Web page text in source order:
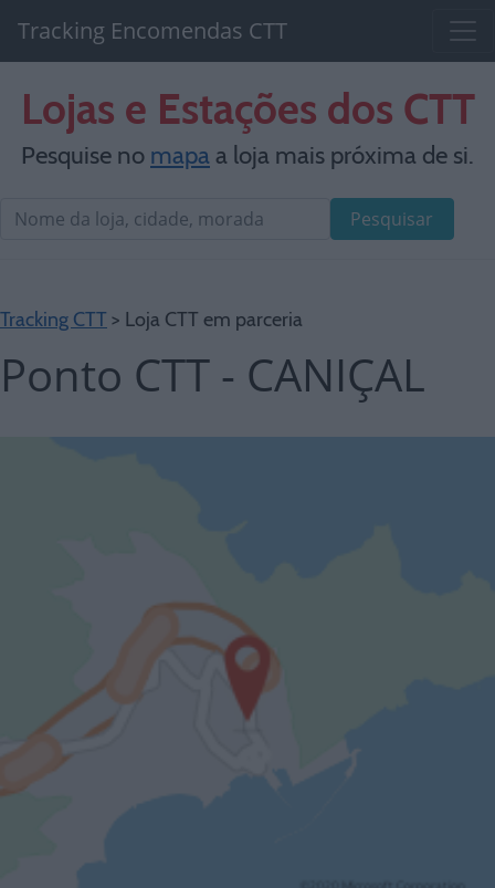
Tracking Encomendas CTT
Lojas e Estações dos CTT
Pesquise no mapaa loja mais próxima de si.
Pesquisar
Tracking CTT > Loja CTT em parceria
Ponto CTT - CANIÇAL